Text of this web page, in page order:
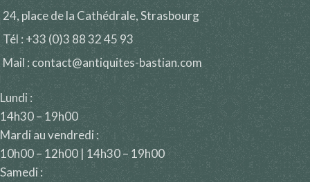
24, place de la Cathédrale, Strasbourg
Tél : +33 (0)3 88 32 45 93
Mail : contact@antiquites-bastian.com
Lundi :
14h30 – 19h00
Mardi au vendredi :
10h00 – 12h00 | 14h30 – 19h00
Samedi :